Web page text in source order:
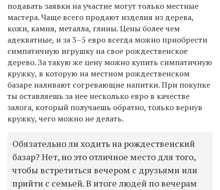
подавать заявки на участие могут только местные
мастера. Чаще всего продают изделия из дерева,
кожи, камня, металла, глины. Цены более чем
адекватные, и за 3–5 евро всегда можно приобрести
симпатичную игрушку на свое рождественское
дерево. За такую же цену можно купить симпатичную
кружку, в которую на местном рождественском
базаре наливают согревающие напитки. При покупке
ты оставляешь за нее несколько евро в качестве
залога, который получаешь обратно, только вернув
кружку, чего можно не делать.
Обязательно ли ходить на рождественский
базар? Нет, но это отличное место для того,
чтобы встретиться вечером с друзьями или
прийти с семьей. В итоге людей по вечерам